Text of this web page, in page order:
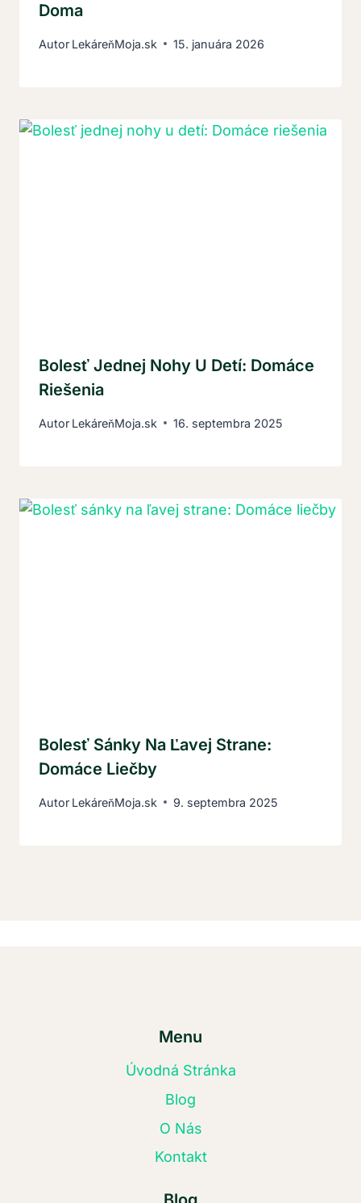
Doma
Autor LekáreňMoja.sk 15. januára 2026
Bolesť Jednej Nohy U Detí: Domáce
Riešenia
Autor LekáreňMoja.sk 16. septembra 2025
Bolesť Sánky Na Ľavej Strane:
Domáce Liečby
Autor LekáreňMoja.sk 9. septembra 2025
Menu
Úvodná Stránka
Blog
O Nás
Kontakt